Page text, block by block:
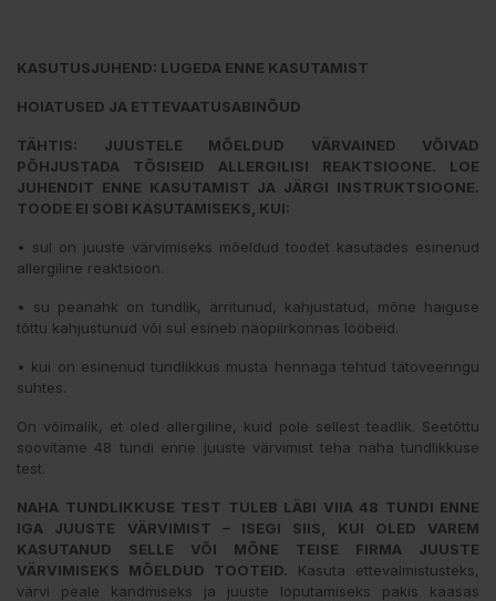
KASUTUSJUHEND: LUGEDA ENNE KASUTAMIST
HOIATUSED JA ETTEVAATUSABINÕUD
TÄHTIS: JUUSTELE MÕELDUD VÄRVAINED VÕIVAD
PÕHJUSTADA TÕSISEID ALLERGILISI REAKTSIOONE. LOE
JUHENDIT ENNE KASUTAMIST JA JÄRGI INSTRUKTSIOONE.
TOODE EI SOBI KASUTAMISEKS, KUI:
• sul on juuste värvimiseks mõeldud toodet kasutades esinenud
allergiline reaktsioon.
• su peanahk on tundlik, ärritunud, kahjustatud, mõne haiguse
tõttu kahjustunud või sul esineb näopiirkonnas lööbeid.
• kui on esinenud tundlikkus musta hennaga tehtud tätoveeringu
suhtes.
On võimalik, et oled allergiline, kuid pole sellest teadlik. Seetõttu
soovitame 48 tundi enne juuste värvimist teha naha tundlikkuse
test.
NAHA TUNDLIKKUSE TEST TULEB LÄBI VIIA 48 TUNDI ENNE
IGA JUUSTE VÄRVIMIST – ISEGI SIIS, KUI OLED VAREM
KASUTANUD SELLE VÕI MÕNE TEISE FIRMA JUUSTE
VÄRVIMISEKS MÕELDUD TOOTEID. Kasuta ettevalmistusteks,
värvi peale kandmiseks ja juuste loputamiseks pakis kaasas